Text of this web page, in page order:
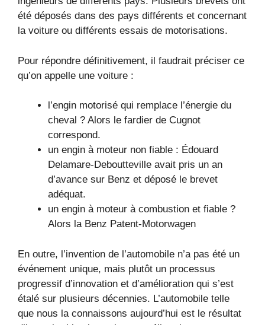
été déposés dans des pays différents et concernant
la voiture ou différents essais de motorisations.
Pour répondre définitivement, il faudrait préciser ce
qu’on appelle une voiture :
l’engin motorisé qui remplace l’énergie du
cheval ? Alors le fardier de Cugnot
correspond.
un engin à moteur non fiable : Édouard
Delamare-Deboutteville avait pris un an
d’avance sur Benz et déposé le brevet
adéquat.
un engin à moteur à combustion et fiable ?
Alors la Benz Patent-Motorwagen
En outre, l’invention de l’automobile n’a pas été un
événement unique, mais plutôt un processus
progressif d’innovation et d’amélioration qui s’est
étalé sur plusieurs décennies. L’automobile telle
que nous la connaissons aujourd’hui est le résultat